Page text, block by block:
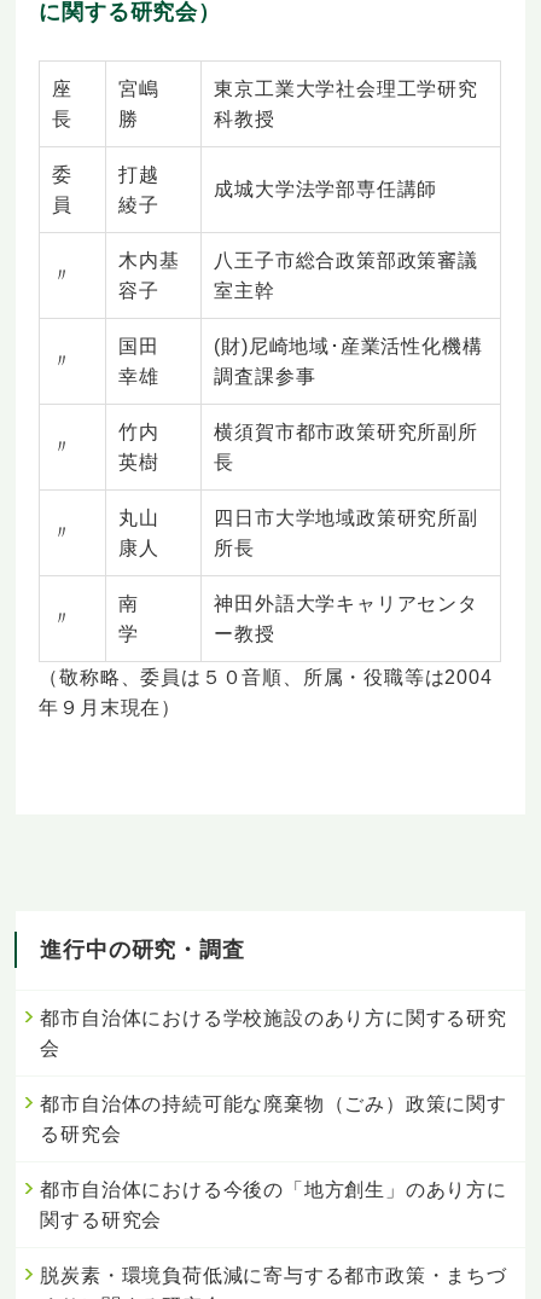
に関する研究会）
座
長
宮嶋
勝
東京工業大学社会理工学研究
科教授
委
員
打越
綾子
成城大学法学部専任講師
〃
木内基
容子
八王子市総合政策部政策審議
室主幹
〃
国田
幸雄
(財)尼崎地域･産業活性化機構
調査課参事
〃
竹内
英樹
横須賀市都市政策研究所副所
長
〃
丸山
康人
四日市大学地域政策研究所副
所長
〃
南
学
神田外語大学キャリアセンタ
ー教授
（敬称略、委員は５０音順、所属・役職等は2004
年９月末現在）
進行中の研究・調査
都市自治体における学校施設のあり方に関する研究
会
都市自治体の持続可能な廃棄物（ごみ）政策に関す
る研究会
都市自治体における今後の「地方創生」のあり方に
関する研究会
脱炭素・環境負荷低減に寄与する都市政策・まちづ